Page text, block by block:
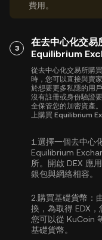
費用。
3
在去中心化交易
Equilibrium
從去中心化交易所購
時，您可以直接與賣
於想要更多私隱的用
沒有註冊或身份驗證
全保管您的加密資產
上購買 Equilibrium
1. 選擇一個去中心
Equilibrium
所。開啟 DEX 應
銀包與網絡相容。
2. 購買基礎貨幣：
換，為取得 EDX，
您可以從 KuCoin
基礎貨幣。